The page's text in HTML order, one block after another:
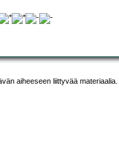
aiheeseen liittyvää materiaalia.